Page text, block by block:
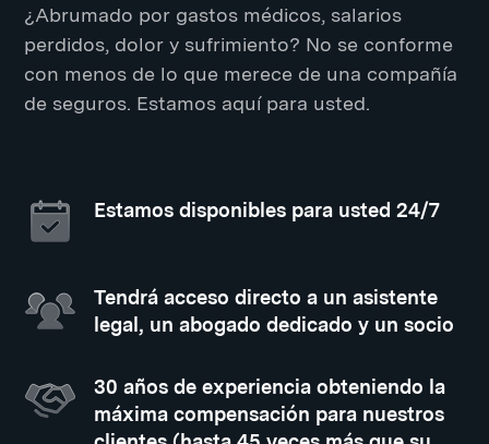
¿Abrumado por gastos médicos, salarios
perdidos, dolor y sufrimiento? No se conforme
con menos de lo que merece de una compañía
de seguros. Estamos aquí para usted.
Estamos disponibles para usted 24/7
Tendrá acceso directo a un asistente
legal, un abogado dedicado y un socio
30 años de experiencia obteniendo la
máxima compensación para nuestros